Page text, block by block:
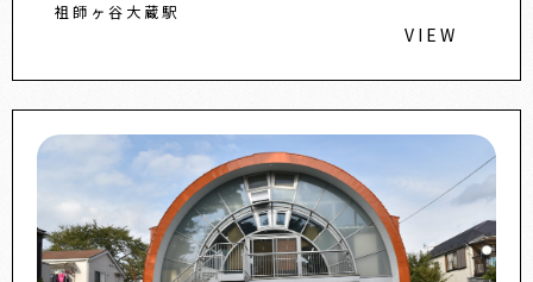
祖師ヶ谷大蔵駅
VIEW